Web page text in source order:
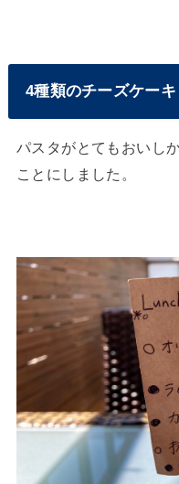
4種類のチーズケーキ
パスタがとてもおいし
ことにしました。